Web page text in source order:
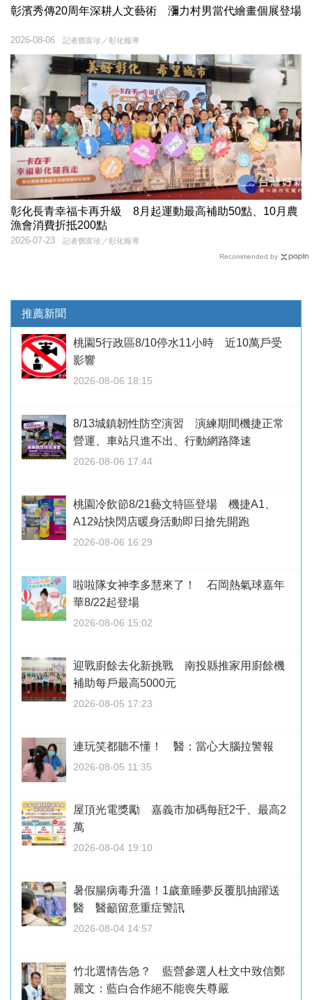
彰濱秀傳20周年深耕人文藝術 瀰力村男當代繪畫個展登場
記者鄧富珍／彰化報導
2026-08-06
彰化長青幸福卡再升級 8月起運動最高補助50點、10月農
漁會消費折抵200點
記者鄧富珍／彰化報導
2026-07-23
Recommended by
推薦新聞
桃園5行政區8/10停水11小時 近10萬戶受
影響
2026-08-06 18:15
8/13城鎮韌性防空演習 演練期間機捷正常
營運、車站只進不出、行動網路降速
2026-08-06 17:44
桃園冷飲節8/21藝文特區登場 機捷A1、
A12站快閃店暖身活動即日搶先開跑
2026-08-06 16:29
啦啦隊女神李多慧來了！ 石岡熱氣球嘉年
華8/22起登場
2026-08-06 15:02
迎戰廚餘去化新挑戰 南投縣推家用廚餘機
補助每戶最高5000元
2026-08-05 17:23
連玩笑都聽不懂！ 醫：當心大腦拉警報
2026-08-05 11:35
屋頂光電獎勵 嘉義市加碼每瓩2千、最高2
萬
2026-08-04 19:10
暑假腸病毒升溫！1歲童睡夢反覆肌抽躍送
醫 醫籲留意重症警訊
2026-08-04 14:57
竹北選情告急？ 藍營參選人杜文中致信鄭
麗文：藍白合作絕不能喪失尊嚴